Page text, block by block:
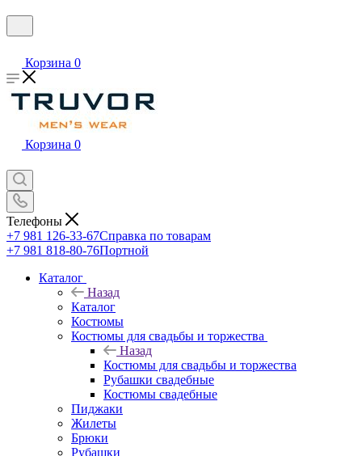
Корзина 0
Корзина 0
Телефоны
+7 981 126-33-67Справка по товарам
+7 981 818-80-76Портной
Каталог
Назад
Каталог
Костюмы
Костюмы для свадьбы и торжества
Назад
Костюмы для свадьбы и торжества
Рубашки свадебные
Костюмы свадебные
Пиджаки
Жилеты
Брюки
Рубашки